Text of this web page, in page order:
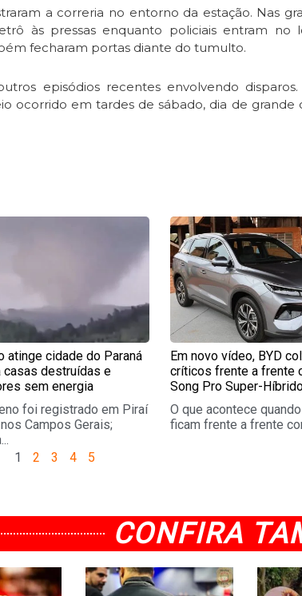
a correria no entorno da estação. Nas
às pressas enquanto policiais entram no
fecharam portas diante do tumulto.
episódios recentes envolvendo
ocorrido em tardes de sábado, dia de grande
atinge cidade do Paraná
casas destruídas e
sem energia
foi registrado em Piraí
Campos Gerais;
Em novo vídeo, BYD
críticos frente a frente
Song Pro Super-
O que acontece
ficam frente a frente
1 2 3 4 5
CONFIRA